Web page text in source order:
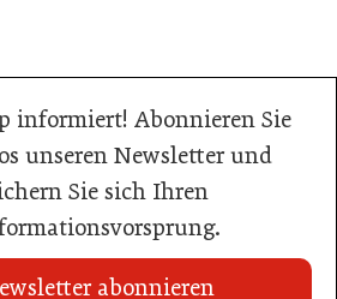
informiert! Abonnieren Sie
unseren Newsletter und
Sie sich Ihren
abonnieren